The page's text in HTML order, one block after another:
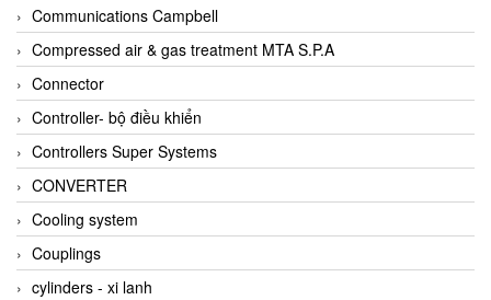
AKO Armaturen & Separationstechnik Vietnam
AKUSENSE
ALA OFFICINE SPA
Albrecht-Automatik Viet Nam
Allen Bradley Vietnam
Alpha Moisture Vietnam
Alpha-Achem Vietnam
Alphino
ALRE-IT Vietnam
Communications Campbell
Compressed air & gas treatment MTA S.P.A
Connector
Controller- bộ điều khiển
Controllers Super Systems
CONVERTER
Cooling system
Couplings
cylinders - xi lanh